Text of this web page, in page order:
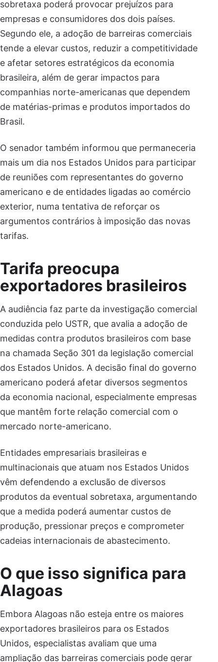
sobretaxa poderá provocar prejuízos para
empresas e consumidores dos dois países.
Segundo ele, a adoção de barreiras comerciais
tende a elevar custos, reduzir a competitividade
e afetar setores estratégicos da economia
brasileira, além de gerar impactos para
companhias norte-americanas que dependem
de matérias-primas e produtos importados do
Brasil.
O senador também informou que permaneceria
mais um dia nos Estados Unidos para participar
de reuniões com representantes do governo
americano e de entidades ligadas ao comércio
exterior, numa tentativa de reforçar os
argumentos contrários à imposição das novas
tarifas.
Tarifa preocupa
exportadores brasileiros
A audiência faz parte da investigação comercial
conduzida pelo USTR, que avalia a adoção de
medidas contra produtos brasileiros com base
na chamada Seção 301 da legislação comercial
dos Estados Unidos. A decisão final do governo
americano poderá afetar diversos segmentos
da economia nacional, especialmente empresas
que mantêm forte relação comercial com o
mercado norte-americano.
Entidades empresariais brasileiras e
multinacionais que atuam nos Estados Unidos
vêm defendendo a exclusão de diversos
produtos da eventual sobretaxa, argumentando
que a medida poderá aumentar custos de
produção, pressionar preços e comprometer
cadeias internacionais de abastecimento.
O que isso significa para
Alagoas
Embora Alagoas não esteja entre os maiores
exportadores brasileiros para os Estados
Unidos, especialistas avaliam que uma
ampliação das barreiras comerciais pode gerar